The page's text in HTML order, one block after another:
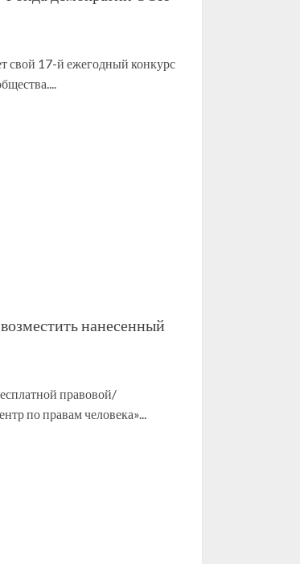
свой 17-й ежегодный конкурс
нанесенный
правовой/
по правам человека»...